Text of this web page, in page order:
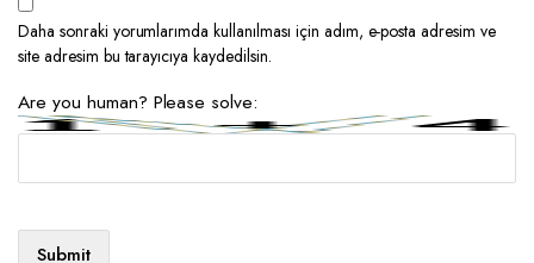
Daha sonraki yorumlarımda kullanılması için adım, e-posta adresim ve
site adresim bu tarayıcıya kaydedilsin.
Are you human? Please solve: